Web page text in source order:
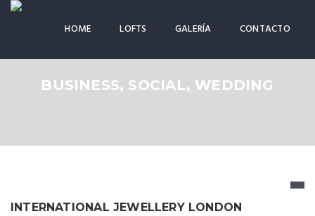
HOME LOFTS GALERÍA CONTACTO
BUSINESS, SOCIAL, WEDDING
INTERNATIONAL JEWELLERY LONDON